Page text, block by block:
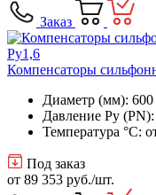
Заказ
Компенсаторы
Диаметр (мм): 600
Давление Ру
Температура °C:
Под заказ
от 89 353 руб./шт.